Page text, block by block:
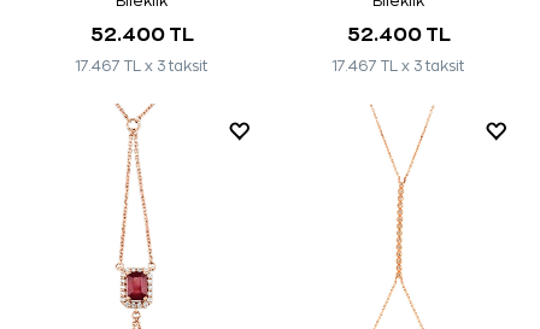
52.400 TL
17.467 TL x 3 taksit
52.400 TL
17.467 TL x 3 taksit